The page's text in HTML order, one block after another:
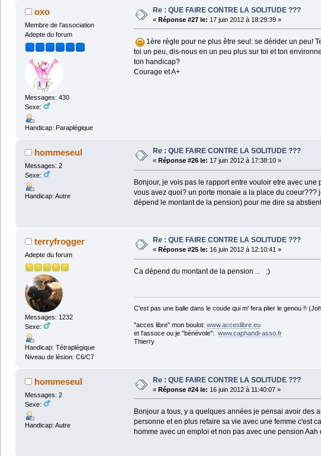
oxo
Membre de l'association
Adepte du forum
Messages: 430
Sexe:
Handicap: Paraplégique
Re : QUE FAIRE CONTRE LA SOLITUDE ???
« Réponse #27 le: 17 juin 2012 à 18:29:39 »
1ère règle pour ne plus être seul: se dérider un peu!
toi un peu, dis-nous en un peu plus sur toi et ton
ton handicap?
Courage et A+
hommeseul
Messages: 2
Sexe:
Handicap: Autre
Re : QUE FAIRE CONTRE LA SOLITUDE ???
« Réponse #26 le: 17 juin 2012 à 17:38:10 »
Bonjour, je vois pas le rapport entre vouloir etre avec
vous avez quoi? un porte monaie a la place du
dépend le montant de la pension) pour me dire sa
terryfrogger
Adepte du forum
Messages: 1232
Sexe:
Handicap: Tétraplégique
Niveau de lésion: C6/C7
Re : QUE FAIRE CONTRE LA SOLITUDE ???
« Réponse #25 le: 16 juin 2012 à 12:10:41 »
Ca dépend du montant de la pension… ;)
C'est pas une balle dans le coude qui m' fera plier le genou !!
"acces libre" mon boulot: www.acceslibre.eu
et l'assoce ou je "bénévole": www.caphandi-asso.fr
Thierry
hommeseul
Messages: 2
Sexe:
Handicap: Autre
Re : QUE FAIRE CONTRE LA SOLITUDE ???
« Réponse #24 le: 16 juin 2012 à 11:40:07 »
Bonjour a tous, y a quelques années je pensai avoir des
personne et en plus refaire sa vie avec une femme c'est
homme avec un emploi et non pas avec une pension Aah